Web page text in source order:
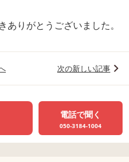
りがとうございました。
次の新しい記事
電話で聞く
050-3184-1004